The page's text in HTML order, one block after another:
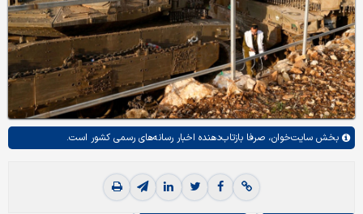
بخش سایت‌خوان، صرفا بازتاب‌دهنده اخبار رسانه‌های رسمی کشور است.